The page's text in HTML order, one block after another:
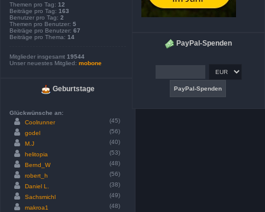
Themen pro Tag: 12
Beiträge pro Tag: 163
Benutzer pro Tag: 2
Themen pro Benutzer: 5
Beiträge pro Benutzer: 67
Beiträge pro Thema: 14
Mitglieder insgesamt 19544
Unser neuestes Mitglied: mobone
Geburtstage
Glückwünsche an:
Coolrunner
(45)
godel
(56)
M.J
(40)
helitopia
(53)
Bernd_W
(48)
robert_h
(56)
Daniel L.
(38)
Sachsmichl
(49)
makroa1
(48)
PayPal-Spenden